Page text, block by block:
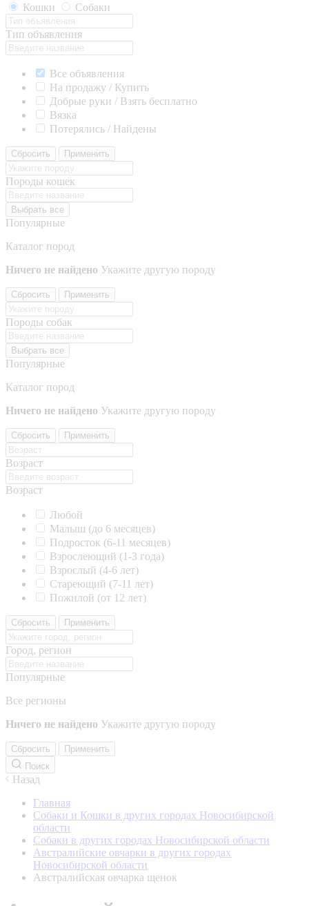
Кошки
Собаки
Тип объявления
Все объявления
На продажу / Купить
Добрые руки / Взять бесплатно
Вязка
Потерялись / Найдены
Сбросить Применить
Породы кошек
Выбрать все
Популярные
Каталог пород
Ничего не найдено Укажите другую породу
Сбросить Применить
Породы собак
Выбрать все
Популярные
Каталог пород
Ничего не найдено Укажите другую породу
Сбросить Применить
Возраст
Возраст
Любой
Малыш (до 6 месяцев)
Подросток (6-11 месяцев)
Взрослеющий (1-3 года)
Взрослый (4-6 лет)
Стареющий (7-11 лет)
Пожилой (от 12 лет)
Сбросить Применить
Город, регион
Популярные
Все регионы
Ничего не найдено Укажите другую породу
Сбросить
Применить
Поиск
Назад
Главная
Собаки и Кошки в других городах Новосибирской
области
Собаки в других городах Новосибирской области
Австралийские овчарки в других городах
Новосибирской области
Австралийская овчарка щенок